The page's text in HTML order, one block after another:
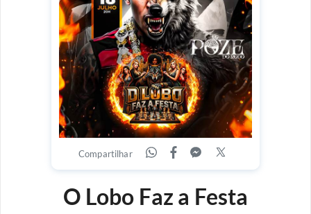
Compartilhar
O Lobo Faz a Festa